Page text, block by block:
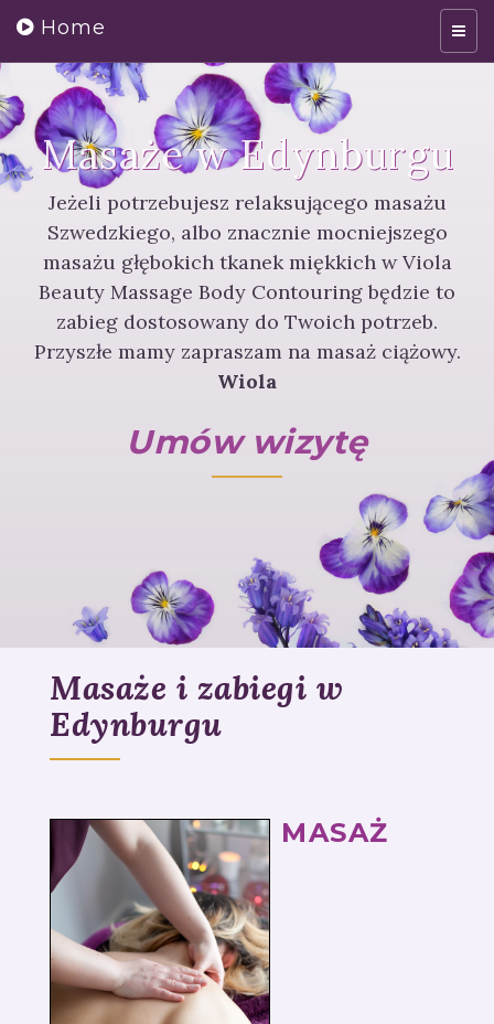
Home
Masaże w Edynburgu
Jeżeli potrzebujesz relaksującego masażu
Szwedzkiego, albo znacznie mocniejszego
masażu głębokich tkanek miękkich w Viola
Beauty Massage Body Contouring będzie to
zabieg dostosowany do Twoich potrzeb.
Przyszłe mamy zapraszam na masaż ciążowy.
Wiola
Umów wizytę
Masaże i zabiegi w
Edynburgu
MASAŻ